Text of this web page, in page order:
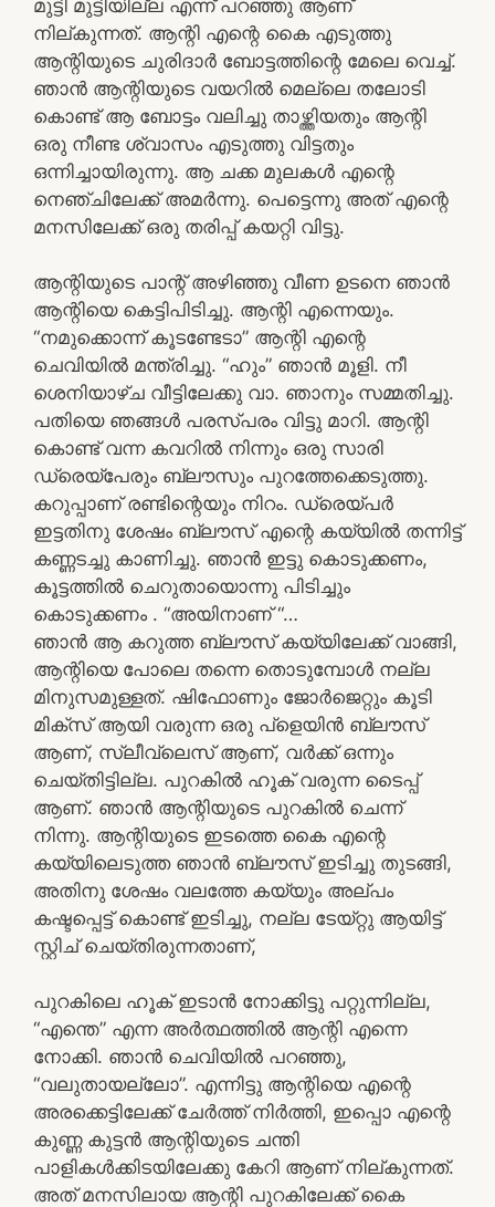
മുട്ടി മുട്ടിയില്ല എന്ന് പറഞ്ഞു ആണ്
നില്കുന്നത്. ആന്റി എന്റെ കൈ എടുത്തു
ആന്റിയുടെ ചുരിദാർ ബോട്ടത്തിന്റെ മേലെ വെച്ച്.
ഞാൻ ആന്റിയുടെ വയറിൽ മെല്ലെ തലോടി
കൊണ്ട് ആ ബോട്ടം വലിച്ചു താഴ്ത്തിയതും ആന്റി
ഒരു നീണ്ട ശ്വാസം എടുത്തു വിട്ടതും
ഒന്നിച്ചായിരുന്നു. ആ ചക്ക മുലകൾ എന്റെ
നെഞ്ചിലേക്ക് അമർന്നു. പെട്ടെന്നു അത് എന്റെ
മനസിലേക്ക് ഒരു തരിപ്പ് കയറ്റി വിട്ടു.
ആന്റിയുടെ പാന്റ് അഴിഞ്ഞു വീണ ഉടനെ ഞാൻ
ആന്റിയെ കെട്ടിപിടിച്ചു. ആന്റി എന്നെയും.
“നമുക്കൊന്ന് കൂടണ്ടേടാ” ആന്റി എന്റെ
ചെവിയിൽ മന്ത്രിച്ചു. “ഹും” ഞാൻ മൂളി. നീ
ശെനിയാഴ്ച വീട്ടിലേക്കു വാ. ഞാനും സമ്മതിച്ചു.
പതിയെ ഞങ്ങൾ പരസ്പരം വിട്ടു മാറി. ആന്റി
കൊണ്ട് വന്ന കവറിൽ നിന്നും ഒരു സാരി
ഡ്രെയ്‌പേരും ബ്ലൗസും പുറത്തേക്കെടുത്തു.
കറുപ്പാണ് രണ്ടിന്റെയും നിറം. ഡ്രെയ്പർ
ഇട്ടതിനു ശേഷം ബ്ലൗസ് എന്റെ കയ്യിൽ തന്നിട്ട്
കണ്ണടച്ചു കാണിച്ചു. ഞാൻ ഇട്ടു കൊടുക്കണം,
കൂട്ടത്തിൽ ചെറുതായൊന്നു പിടിച്ചും
കൊടുക്കണം . “അയിനാണ് “…
ഞാൻ ആ കറുത്ത ബ്ലൗസ് കയ്യിലേക്ക് വാങ്ങി,
ആന്റിയെ പോലെ തന്നെ തൊടുമ്പോൾ നല്ല
മിനുസമുള്ളത്. ഷിഫോണും ജോർജെറ്റും കൂടി
മിക്സ് ആയി വരുന്ന ഒരു പ്‌ളെയിൻ ബ്ലൗസ്
ആണ്, സ്ലീവ്‌ലെസ് ആണ്, വർക്ക് ഒന്നും
ചെയ്തിട്ടില്ല. പുറകിൽ ഹൂക് വരുന്ന ടൈപ്പ്
ആണ്. ഞാൻ ആന്റിയുടെ പുറകിൽ ചെന്ന്
നിന്നു. ആന്റിയുടെ ഇടത്തെ കൈ എന്റെ
കയ്യിലെടുത്ത ഞാൻ ബ്ലൗസ് ഇടിച്ചു തുടങ്ങി,
അതിനു ശേഷം വലത്തേ കയ്യും അല്പം
കഷ്ടപ്പെട്ട് കൊണ്ട് ഇടിച്ചു, നല്ല ടേയ്റ്റു ആയിട്ട്
സ്റ്റിച് ചെയ്തിരുന്നതാണ്,
പുറകിലെ ഹൂക് ഇടാൻ നോക്കിട്ടു പറ്റുന്നില്ല,
“എന്തെ” എന്ന അർത്ഥത്തിൽ ആന്റി എന്നെ
നോക്കി. ഞാൻ ചെവിയിൽ പറഞ്ഞു,
“വലുതായല്ലോ”. എന്നിട്ടു ആന്റിയെ എന്റെ
അരക്കെട്ടിലേക്ക് ചേർത്ത് നിർത്തി, ഇപ്പൊ എന്റെ
കുണ്ണ കുട്ടൻ ആന്റിയുടെ ചന്തി
പാളികൾക്കിടയിലേക്കു കേറി ആണ് നില്കുന്നത്.
അത് മനസിലായ ആന്റി പുറകിലേക്ക് കൈ